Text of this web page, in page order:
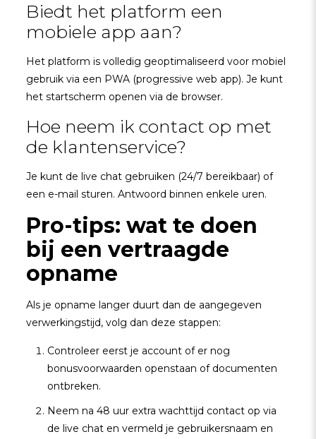
Biedt het platform een
mobiele app aan?
Het platform is volledig geoptimaliseerd voor mobiel
gebruik via een PWA (progressive web app). Je kunt
het startscherm openen via de browser.
Hoe neem ik contact op met
de klantenservice?
Je kunt de live chat gebruiken (24/7 bereikbaar) of
een e-mail sturen. Antwoord binnen enkele uren.
Pro-tips: wat te doen
bij een vertraagde
opname
Als je opname langer duurt dan de aangegeven
verwerkingstijd, volg dan deze stappen:
Controleer eerst je account of er nog
bonusvoorwaarden openstaan of documenten
ontbreken.
Neem na 48 uur extra wachttijd contact op via
de live chat en vermeld je gebruikersnaam en